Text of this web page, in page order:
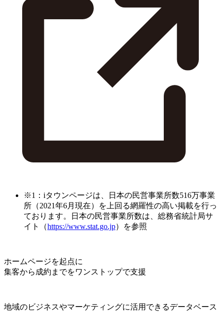
※1：iタウンページは、日本の民営事業所数516万事業
所（2021年6月現在）を上回る網羅性の高い掲載を行っ
ております。日本の民営事業所数は、総務省統計局サ
イト（https://www.stat.go.jp）を参照
ホームページを起点に
集客から成約までをワンストップで支援
地域のビジネスやマーケティングに活用できるデータベース